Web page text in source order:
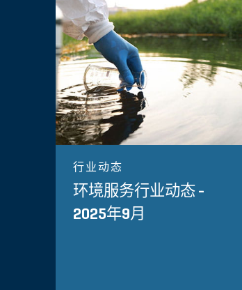
行业动态
环境服务行业动态 -
2025年9月